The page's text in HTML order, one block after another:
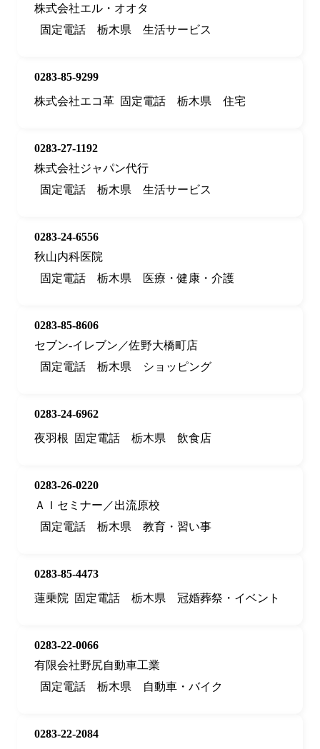
株式会社エル・オオタ
固定電話
栃木県 生活サービス
0283-85-9299
株式会社エコ革 固定電話 栃木県 住宅
0283-27-1192
株式会社ジャパン代行
固定電話
栃木県 生活サービス
0283-24-6556
秋山内科医院
固定電話
栃木県 医療・健康・介護
0283-85-8606
セブン‐イレブン／佐野大橋町店
固定電話
栃木県 ショッピング
0283-24-6962
夜羽根
固定電話 栃木県 飲食店
0283-26-0220
ＡＩセミナー／出流原校
固定電話
栃木県 教育・習い事
0283-85-4473
蓮乗院
固定電話 栃木県 冠婚葬祭・イベント
0283-22-0066
有限会社野尻自動車工業
固定電話
栃木県 自動車・バイク
0283-22-2084